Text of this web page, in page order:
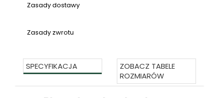
Zasady dostawy
Zasady zwrotu
SPECYFIKACJA
ZOBACZ TABELE
ROZMIARÓW